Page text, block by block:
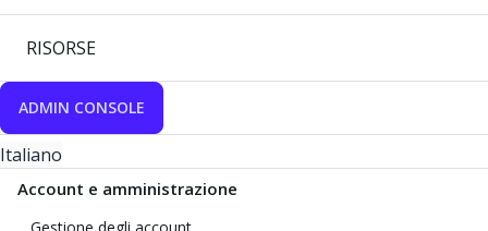
RISORSE
ADMIN CONSOLE
Italiano
Account e amministrazione